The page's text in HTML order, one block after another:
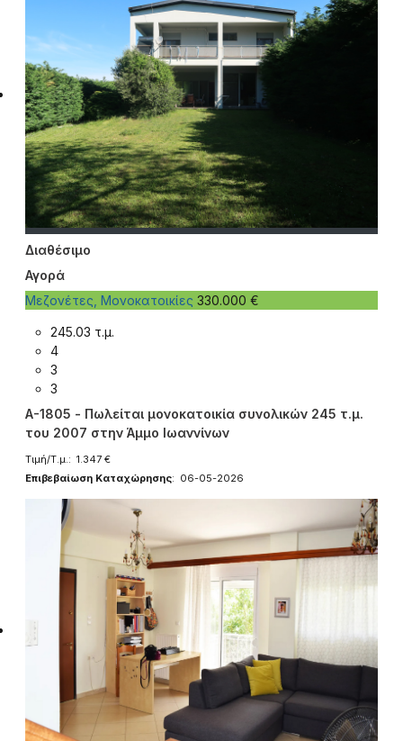
Διαθέσιμο
Αγορά
Μεζονέτες, Μονοκατοικίες 330.000 €
245.03 τ.μ.
4
3
3
A-1805 - Πωλείται μονοκατοικία συνολικών 245 τ.μ.
του 2007 στην Άμμο Ιωαννίνων
Τιμή/Τ.μ.: 1.347 €
Επιβεβαίωση Καταχώρησης: 06-05-2026